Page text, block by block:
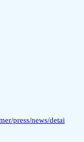
press/news/detai